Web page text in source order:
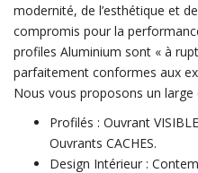
modernité, de l’esthétique et
compromis pour la
profiles Aluminium sont « à
parfaitement conformes aux
Nous vous proposons un large
Profilés : Ouvrant
Ouvrants CACHES.
Design Intérieur :